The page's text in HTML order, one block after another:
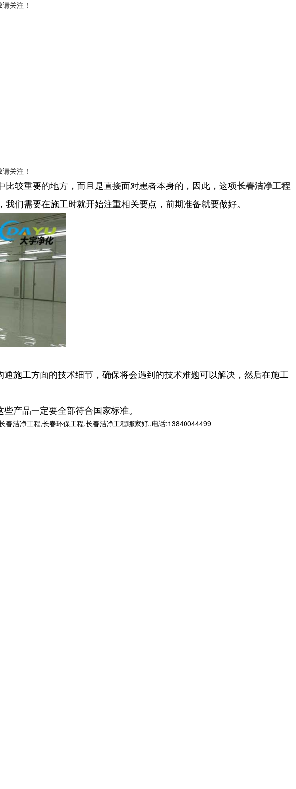
关注！
关注！
较重要的地方，而且是直接面对患者本身的，因此，这项长春洁净工程
们需要在施工时就开始注重相关要点，前期准备就要做好。
施工方面的技术细节，确保将会遇到的技术难题可以解决，然后在施工
产品一定要全部符合国家标准。
春洁净工程,长春环保工程,长春洁净工程哪家好,,电话:13840044499